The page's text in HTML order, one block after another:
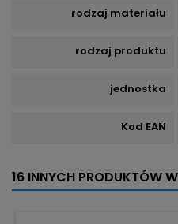
rodzaj materiału
rodzaj produktu
jednostka
Kod EAN
16 INNYCH PRODUKTÓW